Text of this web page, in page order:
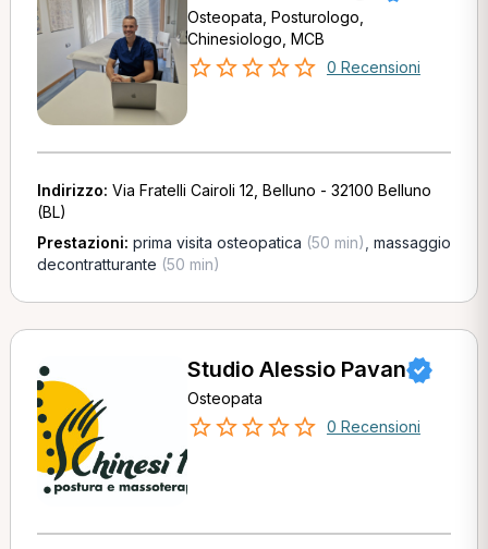
Osteopata, Posturologo,
Chinesiologo, MCB
0 Recensioni
Indirizzo: Via Fratelli Cairoli 12, Belluno - 32100 Belluno
(BL)
Prestazioni: prima visita osteopatica (50 min) massaggio
decontratturante (50 min)
Studio Alessio Pavan
Osteopata
0 Recensioni